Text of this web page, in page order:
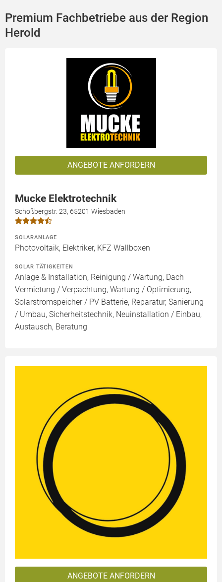
Premium Fachbetriebe aus der Region
Herold
ANGEBOTE ANFORDERN
Mucke Elektrotechnik
Schoßbergstr. 23, 65201 Wiesbaden
SOLARANLAGE
Photovoltaik, Elektriker, KFZ Wallboxen
SOLAR TÄTIGKEITEN
Anlage & Installation, Reinigung / Wartung, Dach
Vermietung / Verpachtung, Wartung / Optimierung,
Solarstromspeicher / PV Batterie, Reparatur, Sanierung
/ Umbau, Sicherheitstechnik, Neuinstallation / Einbau,
Austausch, Beratung
ANGEBOTE ANFORDERN